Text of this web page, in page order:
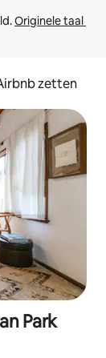
Originele taal
zetten
Park